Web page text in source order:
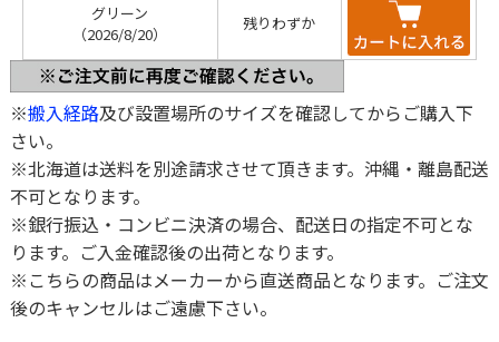
グリーン
（2026/8/20）
残りわずか
※搬入経路及び設置場所のサイズを確認してからご購入下
さい。
※北海道は送料を別途請求させて頂きます。沖縄・離島配送
不可となります。
※銀行振込・コンビニ決済の場合、配送日の指定不可とな
ります。ご入金確認後の出荷となります。
※こちらの商品はメーカーから直送商品となります。ご注文
後のキャンセルはご遠慮下さい。